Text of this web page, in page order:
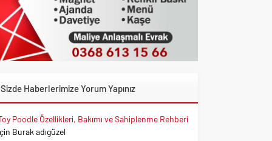
Sizde Haberlerimize Yorum Yapınız
Poodle Özellikleri, Bakımı ve Sahiplenme Rehberi
Burak adıgüzel